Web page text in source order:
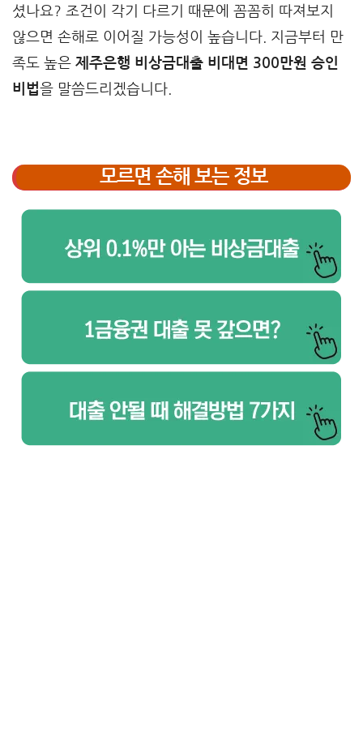
셨나요? 조건이 각기 다르기 때문에 꼼꼼히 따져보지
않으면 손해로 이어질 가능성이 높습니다. 지금부터 만
족도 높은 제주은행 비상금대출 비대면 300만원 승인
비법을 말씀드리겠습니다.
모르면 손해 보는 정보